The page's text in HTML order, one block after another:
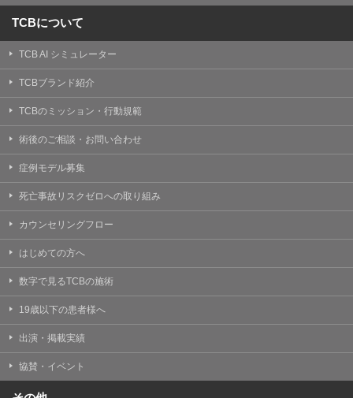
TCBについて
TCB AI シミュレーター
TCBブランド紹介
TCBのミッション・行動規範
術後のご相談・お問い合わせ
症例モデル募集
死亡事故リスクゼロへの取り組み
カウンセリングフロー
はじめての方へ
数字で見るTCBの施術
19歳以下の患者様へ
出演・掲載実績
協賛・イベント